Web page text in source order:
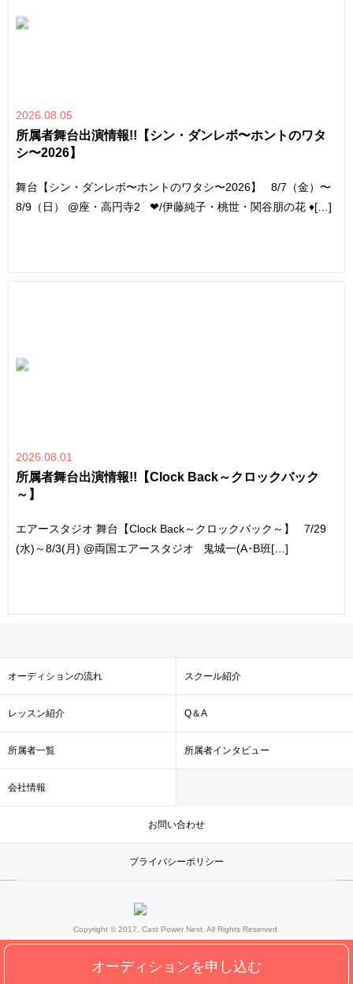
2026.08.05
所属者舞台出演情報!!【シン・ダンレボ〜ホントのワタ
シ〜2026】
舞台【シン・ダンレボ〜ホントのワタシ〜2026】 8/7（金）〜
8/9（日） @座・高円寺2 ❤︎/伊藤純子・桃世・関谷朋の花 ♦︎[…]
2026.08.01
所属者舞台出演情報!!【Clock Back～クロックバック
～】
エアースタジオ 舞台【Clock Back～クロックバック～】 7/29
(水)～8/3(月) @両国エアースタジオ 鬼城一(A･B班[…]
オーディションの流れ スクール紹介
レッスン紹介 Q＆A
所属者一覧 所属者インタビュー
会社情報
お問い合わせ
プライバシーポリシー
Copyright © 2017. Cast Power Next. All Rights Reserved.
オーディションを申し込む